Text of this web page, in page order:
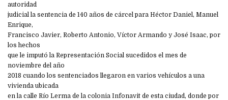
autoridad
judicial la sentencia de 140 años de cárcel para Héctor Daniel, Manuel
Enrique,
Francisco Javier, Roberto Antonio, Víctor Armando y José Isaac, por
los hechos
que le imputó la Representación Social sucedidos el mes de
noviembre del año
2018 cuando los sentenciados llegaron en varios vehículos a una
vivienda ubicada
en la calle Río Lerma de la colonia Infonavit de esta ciudad, donde por